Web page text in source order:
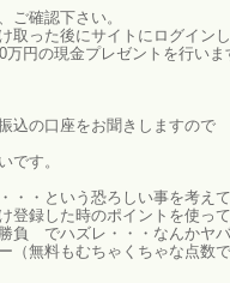
ご確認下さい。
取った後にサイトにログイン
円の現金プレゼントを行いま
込の口座をお聞きしますので
です。
・・という恐ろしい事を考え
登録した時のポイントを使っ
負 でハズレ・・・なんかヤ
（無料もむちゃくちゃな点数